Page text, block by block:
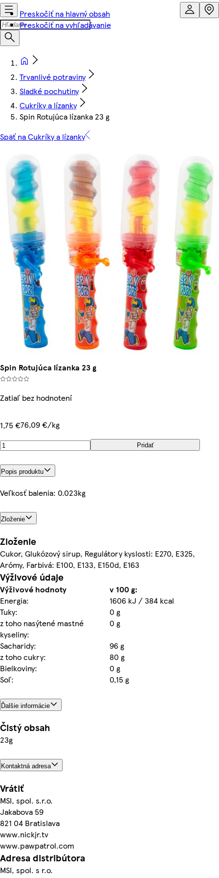
Preskočiť na hlavný obsah
Preskočiť na vyhľadávanie
Trvanlivé potraviny
Sladké pochutiny
Cukríky a lízanky
Spin Rotujúca lízanka 23 g
Späť na Cukríky a lízanky
Spin Rotujúca lízanka 23 g
Zatiaľ bez hodnotení
1,75 €76,09 €/kg
Pridať
Popis produktu
Veľkosť balenia: 0.023kg
Zloženie
Zloženie
Cukor, Glukózový sirup, Regulátory kyslosti: E270, E325,
Arómy, Farbivá: E100, E133, E150d, E163
Výživové údaje
Výživové hodnoty
v 100 g:
Energia:
1606 kJ / 384 kcal
Tuky:
0 g
z toho nasýtené mastné
kyseliny:
0 g
Sacharidy:
96 g
z toho cukry:
80 g
Bielkoviny:
0 g
Soľ:
0,15 g
Ďalšie informácie
Čistý obsah
23g
Kontaktná adresa
Vrátiť
MSI, spol. s.r.o.
Jakabova 59
821 04 Bratislava
www.nickjr.tv
www.pawpatrol.com
Adresa distribútora
MSI, spol. s r.o.